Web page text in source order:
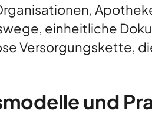
einheitliche
Versorgungskette,
und